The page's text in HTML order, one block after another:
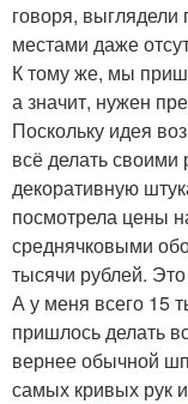
говоря,
местами даже
К тому же, мы
а значит, нужен
Поскольку идея
всё делать своими
декоративную
посмотрела цены
среднячковыми
тысячи рублей.
А у меня всего 15
пришлось делать
вернее обычной
самых кривых рук и